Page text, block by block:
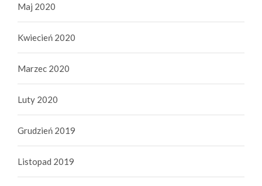
Maj 2020
Kwiecień 2020
Marzec 2020
Luty 2020
Grudzień 2019
Listopad 2019